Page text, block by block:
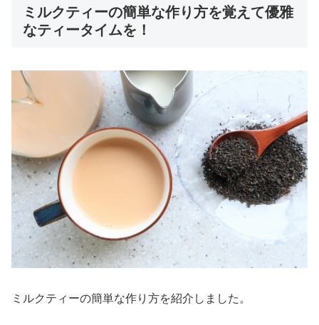
ミルクティーの簡単な作り方を覚えて優雅
なティータイムを！
ミルクティーの簡単な作り方を紹介しました。